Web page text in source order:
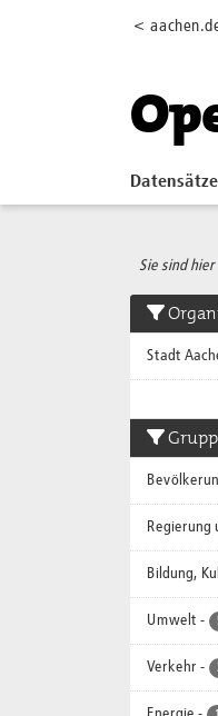
<
Datensätze
Sie sind hier
Stadt
Regierung
Bildung,
Umwelt -
Verkehr -